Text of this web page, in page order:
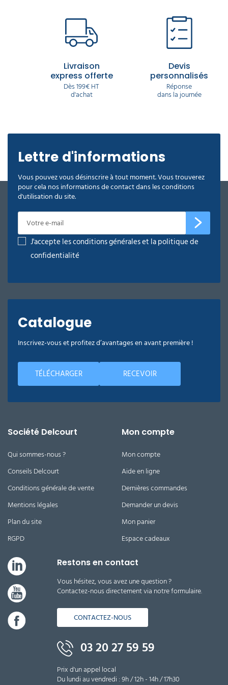
aux ateliers et garages ?
Les nettoyeurs haute pression eau chaude sont
particulièrement adaptés aux ateliers et garages,
où les surfaces sont souvent soumises aux huiles,
graisses et dépôts liés aux activités de mécanique
ou de transport.
Livraison
express offerte
Dès 199€ HT
d'achat
Devis
personnalisés
Réponse
dans la journée
Lettre d'informations
Vous pouvez vous désinscrire à tout moment. Vous trouverez
pour cela nos informations de contact dans les conditions
d'utilisation du site.
J'accepte les conditions générales et la politique de
confidentialité
Catalogue
Inscrivez-vous et profitez d’avantages en avant première !
TÉLÉCHARGER RECEVOIR
Société Delcourt
Qui sommes-nous ?
Conseils Delcourt
Conditions générale de vente
Mentions légales
Plan du site
RGPD
Mon compte
Mon compte
Aide en ligne
Dernières commandes
Demander un devis
Mon panier
Espace cadeaux
Restons en contact
Vous hésitez, vous avez une question ?
Contactez-nous directement via notre formulaire.
CONTACTEZ-NOUS
03 20 27 59 59
Prix d'un appel local
Du lundi au vendredi : 9h / 12h - 14h / 17h30